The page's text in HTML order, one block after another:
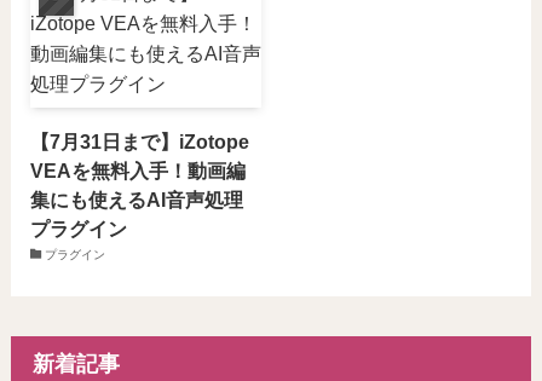
【7月31日まで】iZotope
VEAを無料入手！動画編
集にも使えるAI音声処理
プラグイン
プラグイン
新着記事